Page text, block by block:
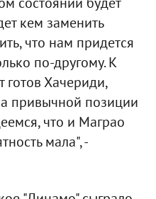
кем заменить
что нам придется
по-другому. К
готов Хачериди,
привычной позиции
что и Маграо
мала", -